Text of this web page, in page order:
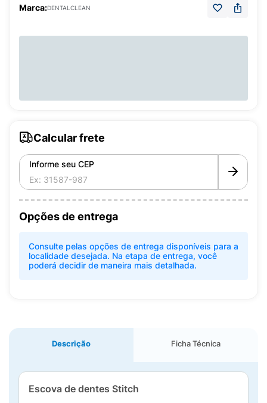
Marca:DENTALCLEAN
Calcular frete
Informe seu CEP
Opções de entrega
Consulte pelas opções de entrega disponíveis para a
localidade desejada. Na etapa de entrega, você
poderá decidir de maneira mais detalhada.
Descrição Ficha Técnica
Escova de dentes Stitch